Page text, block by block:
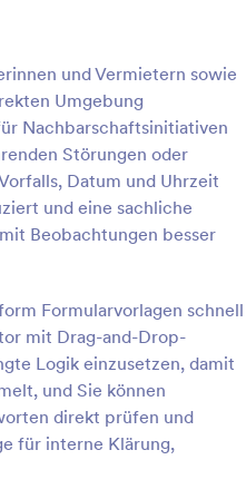
und Vermietern sowie
Umgebung
Nachbarschaftsinitiativen
Störungen oder
Datum und Uhrzeit
und eine sachliche
Beobachtungen besser
Formularvorlagen schnell
mit Drag-and-Drop-
Logik einzusetzen, damit
und Sie können
direkt prüfen und
für interne Klärung,
:
Erfassen Sie medizinische
Beschwerdeformular und
Praxen, Kliniken und
bei der schnellen, einheitlichen
Datenerfassung und Bearbeitung
Rückmeldungen.
Go to Category:
Beschwerdeformulare
Vorlage verwenden